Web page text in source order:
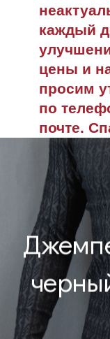
каждый
цены и
просим
по
почте.